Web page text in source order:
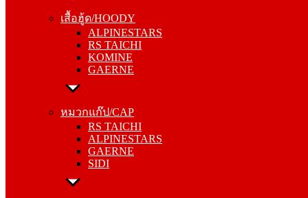
เสื้อฮู้ด/HOODY
ALPINESTARS
RS TAICHI
KOMINE
GAERNE
หมวกแก๊ป/CAP
RS TAICHI
ALPINESTARS
GAERNE
SIDI
RS TAICHI
KOMINE
GAERNE
หมวกแก๊ป/CAP
ALPINESTARS
GAERNE
SIDI